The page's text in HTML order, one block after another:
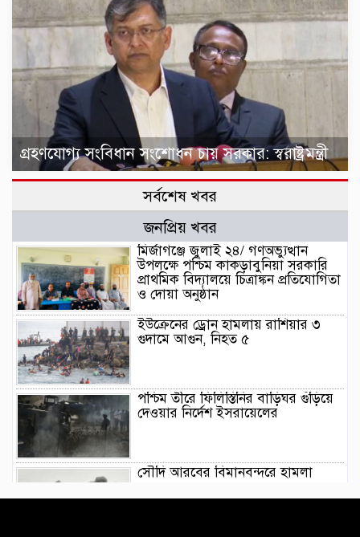
গ্রহণযোগ্য সংবিধান সংশোধন চায় সরকার: স্বরাষ্ট্রমন্ত্রী
সর্বশেষ খবর
জনপ্রিয় খবর
মির্জাগঞ্জে জুলাই ২৪/ গণঅভ্যুত্থান
উপলক্ষে পশ্চিম কাকড়াবুনিয়া সরকারি
প্রাথমিক বিদ্যালয়ে চিত্রাঙ্কন প্রতিযোগিতা
ও দোয়া অনুষ্ঠান
ইউক্রেনের ড্রোন হামলায় রাশিয়ার ৩
গুদামে আগুন, নিহত ৫
পশ্চিম তীরে ফিলিস্তিনির বাড়িঘর গুঁড়িয়ে
দেওয়ার নির্দেশ ইসরায়েলের
সৌদি আরবের বিমানবন্দরে হামলা